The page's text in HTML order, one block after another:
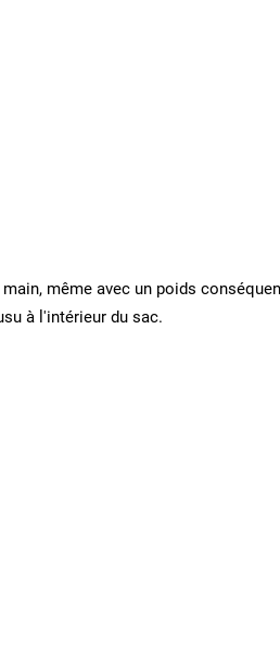
même avec un poids
à l'intérieur du sac.